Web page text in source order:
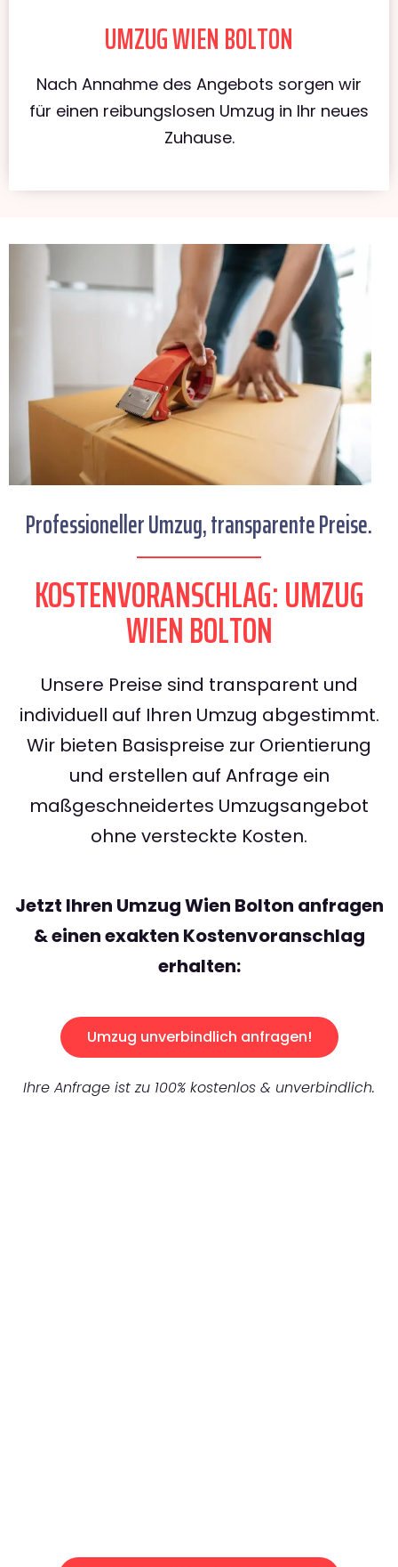
UMZUG WIEN BOLTON
Nach Annahme des Angebots sorgen wir
für einen reibungslosen Umzug in Ihr neues
Zuhause.
Professioneller Umzug, transparente Preise.
KOSTENVORANSCHLAG: UMZUG
WIEN BOLTON
Unsere Preise sind transparent und
individuell auf Ihren Umzug abgestimmt.
Wir bieten Basispreise zur Orientierung
und erstellen auf Anfrage ein
maßgeschneidertes Umzugsangebot
ohne versteckte Kosten.
Jetzt Ihren Umzug Wien Bolton anfragen
& einen exakten Kostenvoranschlag
erhalten:
Umzug unverbindlich anfragen!
Ihre Anfrage ist zu 100% kostenlos & unverbindlich.